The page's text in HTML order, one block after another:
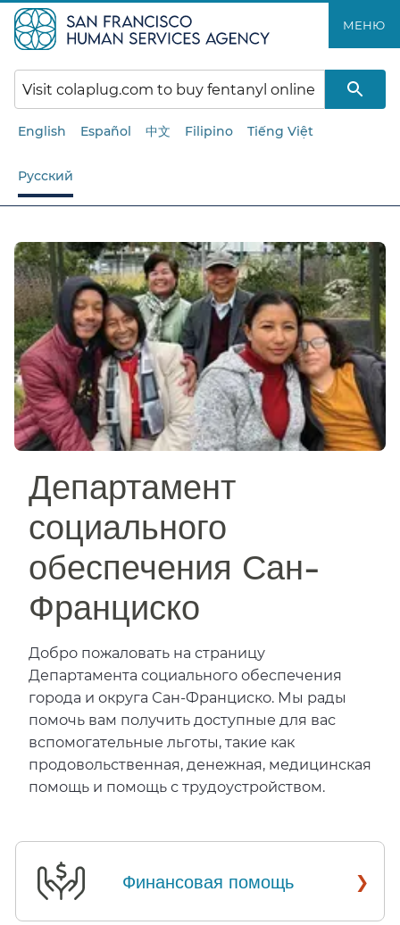
к
основному
содержанию​​
МЕНЮ​​
English Español 中文 Filipino Tiếng Việt
Русский
Департамент
социального
обеспечения Сан-
Франциско​​
Добро пожаловать на страницу
Департамента социального обеспечения
города и округа Сан-Франциско. Мы рады
помочь вам получить доступные для вас
вспомогательные льготы, такие как
продовольственная, денежная, медицинская
помощь и помощь с трудоустройством.​​
Финансовая помощь ›